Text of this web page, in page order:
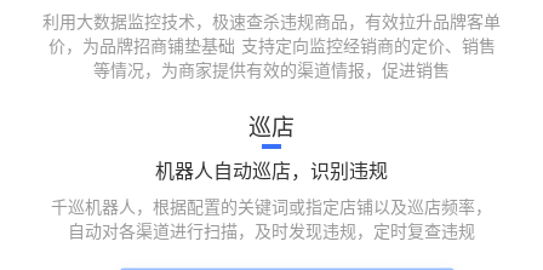
利用大数据监控技术，极速查杀违规商品，有效拉升品牌客单
价，为品牌招商铺垫基础 支持定向监控经销商的定价、销售
等情况，为商家提供有效的渠道情报，促进销售
巡店
机器人自动巡店，识别违规
千巡机器人，根据配置的关键词或指定店铺以及巡店频率，
自动对各渠道进行扫描，及时发现违规，定时复查违规